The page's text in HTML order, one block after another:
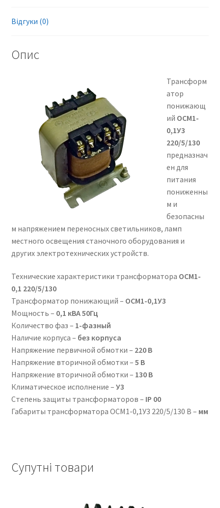
Відгуки (0)
Опис
Трансформ
атор
понижающ
ий ОСМ1-
0,1У3
220/5/130
предназнач
ен для
питания
пониженны
м и
безопасны
м напряжением переносных светильников, ламп
местного освещения станочного оборудования и
других электротехнических устройств.
Технические характеристики трансформатора ОСМ1-
0,1 220/5/130
Трансформатор понижающий – ОСМ1-0,1У3
Мощность – 0,1 кВА 50Гц
Количество фаз – 1-фазный
Наличие корпуса – без корпуса
Напряжение первичной обмотки – 220 В
Напряжение вторичной обмотки – 5 В
Напряжение вторичной обмотки – 130 В
Климатическое исполнение – У3
Степень защиты трансформаторов – IР 00
Габариты трансформатора ОСМ1-0,1У3 220/5/130 В – мм
Супутні товари